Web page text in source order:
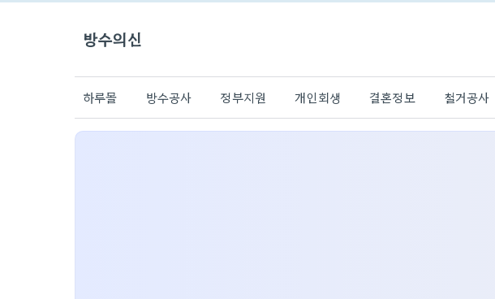
방수의신
하루몰 방수공사 정부지원 개인회생 결혼정보 철거공사